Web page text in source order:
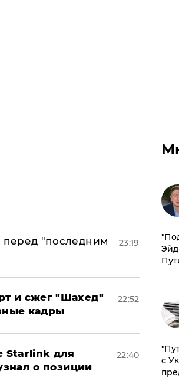
перед "последним
23:19
и сжег "Шахед"
кадры
22:52
Starlink для
о позиции
22:40
с